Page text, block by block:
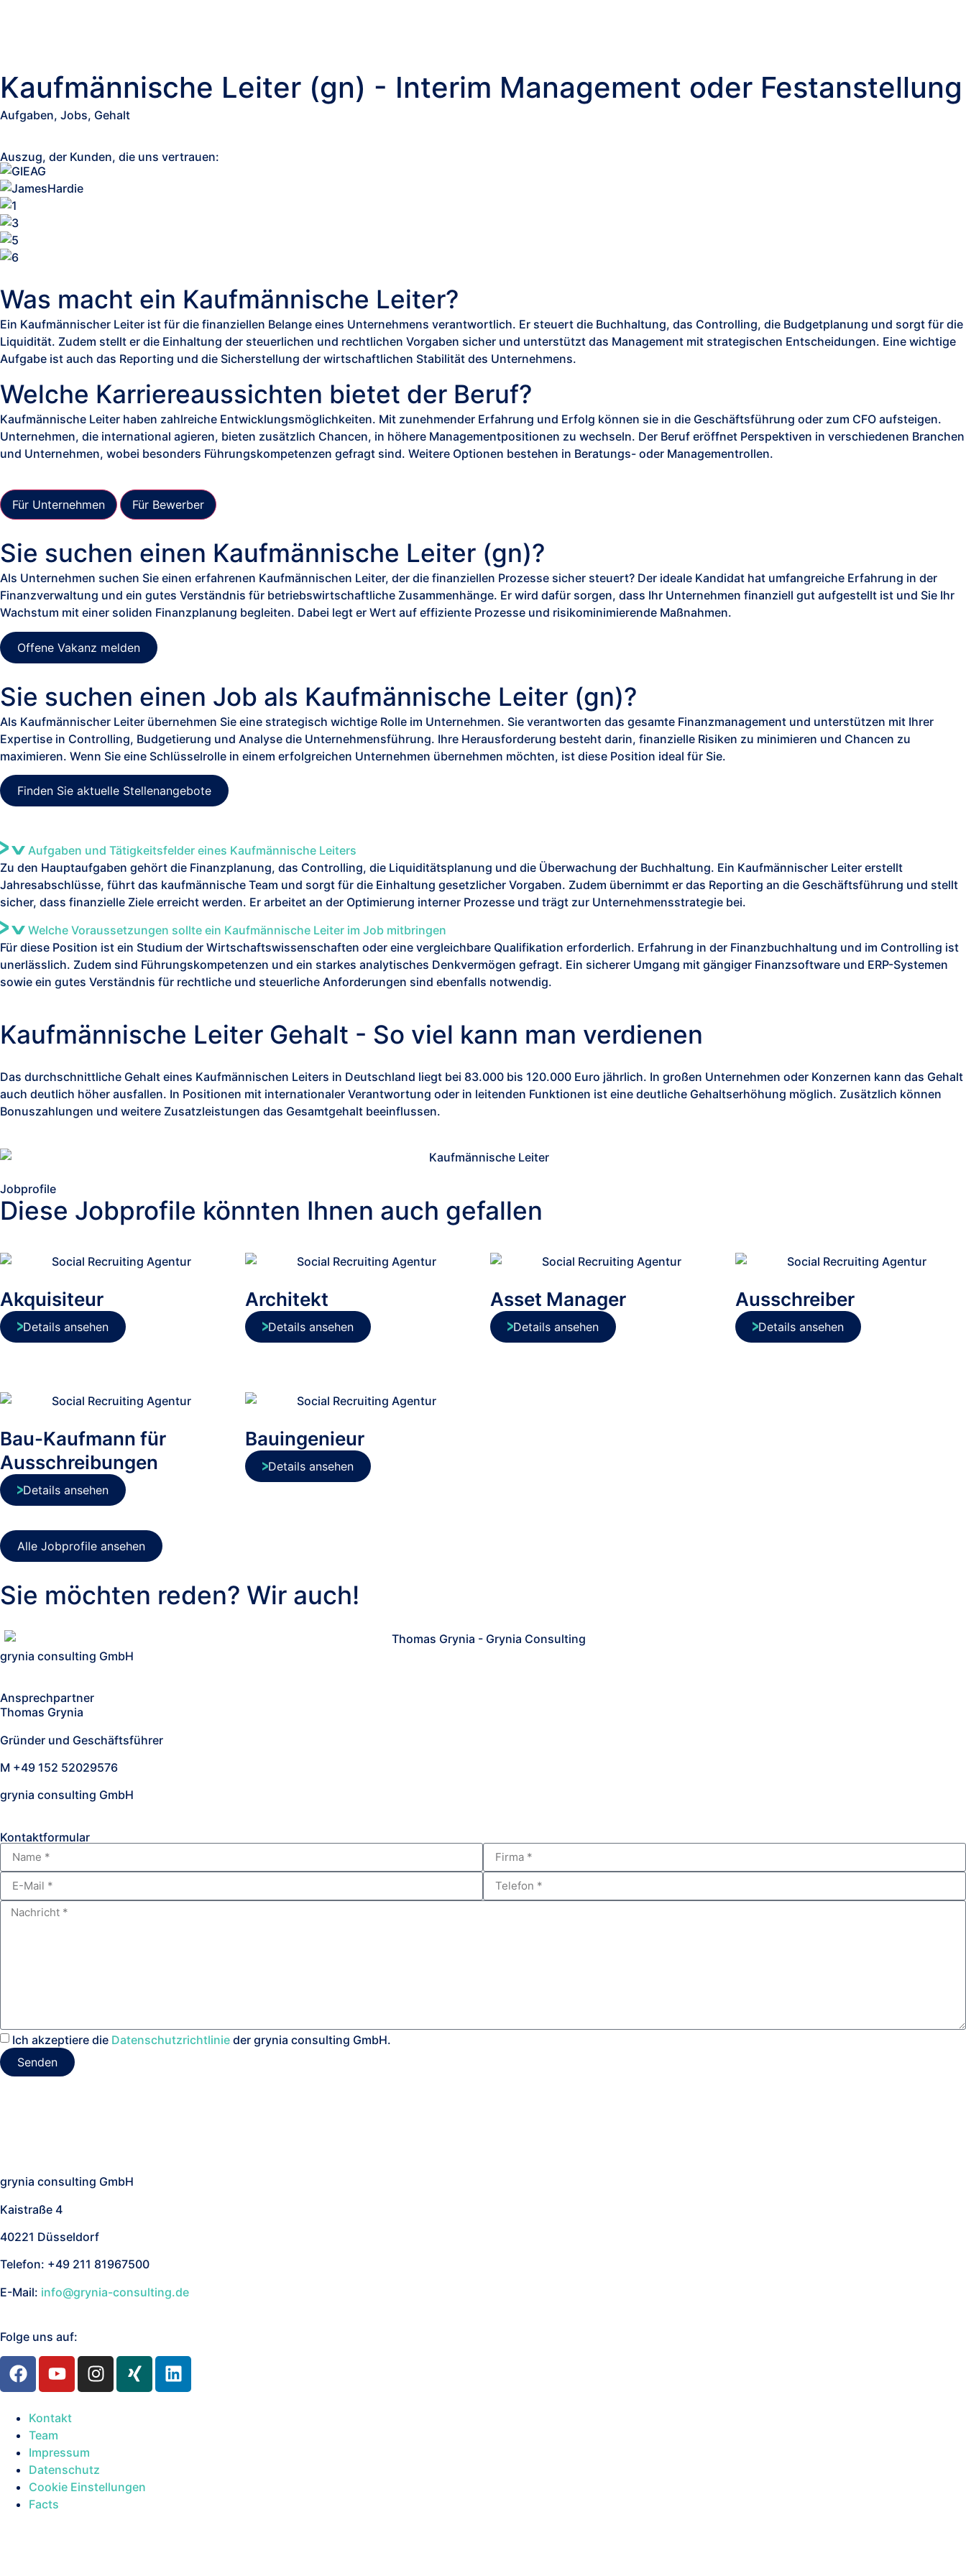
Kaufmännische Leiter (gn) - Interim Management oder Festanstellung
Aufgaben, Jobs, Gehalt
Auszug, der Kunden, die uns vertrauen:
Was macht ein Kaufmännische Leiter?
Ein Kaufmännischer Leiter ist für die finanziellen Belange eines Unternehmens verantwortlich. Er steuert die Buchhaltung, das Controlling, die Budgetplanung und sorgt für die
Liquidität. Zudem stellt er die Einhaltung der steuerlichen und rechtlichen Vorgaben sicher und unterstützt das Management mit strategischen Entscheidungen. Eine wichtige
Aufgabe ist auch das Reporting und die Sicherstellung der wirtschaftlichen Stabilität des Unternehmens.
Welche Karriereaussichten bietet der Beruf?
Kaufmännische Leiter haben zahlreiche Entwicklungsmöglichkeiten. Mit zunehmender Erfahrung und Erfolg können sie in die Geschäftsführung oder zum CFO aufsteigen.
Unternehmen, die international agieren, bieten zusätzlich Chancen, in höhere Managementpositionen zu wechseln. Der Beruf eröffnet Perspektiven in verschiedenen Branchen
und Unternehmen, wobei besonders Führungskompetenzen gefragt sind. Weitere Optionen bestehen in Beratungs- oder Managementrollen.
Für Unternehmen Für Bewerber
Sie suchen einen Kaufmännische Leiter (gn)?
Als Unternehmen suchen Sie einen erfahrenen Kaufmännischen Leiter, der die finanziellen Prozesse sicher steuert? Der ideale Kandidat hat umfangreiche Erfahrung in der
Finanzverwaltung und ein gutes Verständnis für betriebswirtschaftliche Zusammenhänge. Er wird dafür sorgen, dass Ihr Unternehmen finanziell gut aufgestellt ist und Sie Ihr
Wachstum mit einer soliden Finanzplanung begleiten. Dabei legt er Wert auf effiziente Prozesse und risikominimierende Maßnahmen.
Offene Vakanz melden
Sie suchen einen Job als Kaufmännische Leiter (gn)?
Als Kaufmännischer Leiter übernehmen Sie eine strategisch wichtige Rolle im Unternehmen. Sie verantworten das gesamte Finanzmanagement und unterstützen mit Ihrer
Expertise in Controlling, Budgetierung und Analyse die Unternehmensführung. Ihre Herausforderung besteht darin, finanzielle Risiken zu minimieren und Chancen zu
maximieren. Wenn Sie eine Schlüsselrolle in einem erfolgreichen Unternehmen übernehmen möchten, ist diese Position ideal für Sie.
Finden Sie aktuelle Stellenangebote
Aufgaben und Tätigkeitsfelder eines Kaufmännische Leiters
Zu den Hauptaufgaben gehört die Finanzplanung, das Controlling, die Liquiditätsplanung und die Überwachung der Buchhaltung. Ein Kaufmännischer Leiter erstellt
Jahresabschlüsse, führt das kaufmännische Team und sorgt für die Einhaltung gesetzlicher Vorgaben. Zudem übernimmt er das Reporting an die Geschäftsführung und stellt
sicher, dass finanzielle Ziele erreicht werden. Er arbeitet an der Optimierung interner Prozesse und trägt zur Unternehmensstrategie bei.
Welche Voraussetzungen sollte ein Kaufmännische Leiter im Job mitbringen
Für diese Position ist ein Studium der Wirtschaftswissenschaften oder eine vergleichbare Qualifikation erforderlich. Erfahrung in der Finanzbuchhaltung und im Controlling ist
unerlässlich. Zudem sind Führungskompetenzen und ein starkes analytisches Denkvermögen gefragt. Ein sicherer Umgang mit gängiger Finanzsoftware und ERP-Systemen
sowie ein gutes Verständnis für rechtliche und steuerliche Anforderungen sind ebenfalls notwendig.
Kaufmännische Leiter Gehalt - So viel kann man verdienen
Das durchschnittliche Gehalt eines Kaufmännischen Leiters in Deutschland liegt bei 83.000 bis 120.000 Euro jährlich. In großen Unternehmen oder Konzernen kann das Gehalt
auch deutlich höher ausfallen. In Positionen mit internationaler Verantwortung oder in leitenden Funktionen ist eine deutliche Gehaltserhöhung möglich. Zusätzlich können
Bonuszahlungen und weitere Zusatzleistungen das Gesamtgehalt beeinflussen.
Jobprofile
Diese Jobprofile könnten Ihnen auch gefallen
Akquisiteur
Details ansehen
Architekt
Details ansehen
Asset Manager
Details ansehen
Ausschreiber
Details ansehen
Bau-Kaufmann für
Ausschreibungen
Details ansehen
Bauingenieur
Details ansehen
Alle Jobprofile ansehen
Sie möchten reden? Wir auch!
grynia consulting GmbH
Ansprechpartner
Thomas Grynia
Gründer und Geschäftsführer
M +49 152 52029576
grynia consulting GmbH
Kontaktformular
Ich akzeptiere die Datenschutzrichtlinie der grynia consulting GmbH.
Senden
grynia consulting GmbH
Kaistraße 4
40221 Düsseldorf
Telefon: +49 211 81967500
E-Mail: info@grynia-consulting.de
Folge uns auf:
Kontakt
Team
Impressum
Datenschutz
Cookie Einstellungen
Facts